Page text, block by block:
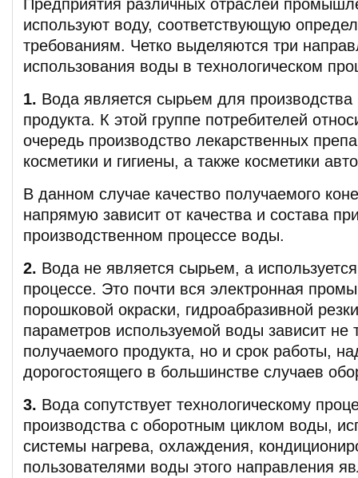
Предприятия различных отраслей
используют воду, соответствующую
требованиям. Четко выделяются три
использования воды в технологическом
1. Вода является сырьем для производства
продукта. К этой группе потребителей
очередь производство лекарственных
косметики и гигиены, а также косметики
В данном случае качество получаемого
напрямую зависит от качества и состава
производственном процессе воды.
2. Вода не является сырьем, а
процессе. Это почти вся электронная
порошковой окраски, гидроабразивной
параметров используемой воды зависит не
получаемого продукта, но и срок работы,
дорогостоящего в большинстве случаев
3. Вода сопутствует технологическому
производства с оборотным циклом воды,
системы нагрева, охлаждения,
пользователями воды этого направления